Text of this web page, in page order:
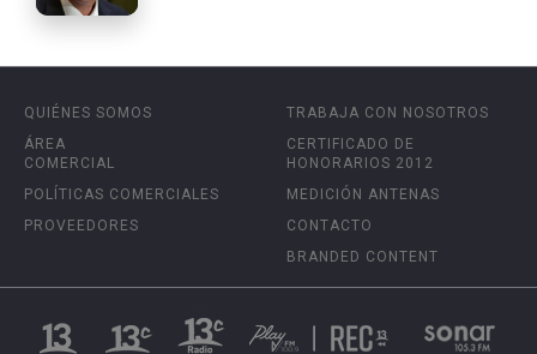
QUIÉNES SOMOS
ÁREA
COMERCIAL
POLÍTICAS COMERCIALES
PROVEEDORES
TRABAJA CON NOSOTROS
CERTIFICADO DE
HONORARIOS 2012
MEDICIÓN ANTENAS
CONTACTO
BRANDED CONTENT